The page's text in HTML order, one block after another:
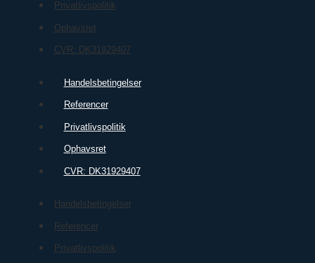
Privatlivspolitik
Ophavsret
CVR: DK31929407
Handelsbetingelser
Referencer
Privatlivspolitik
Ophavsret
CVR: DK31929407
Handelsbetingelser
Referencer
Privatlivspolitik